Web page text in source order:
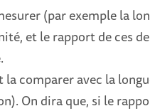
(par exemple la
et le rapport de ces
la comparer avec la
On dira que, si le